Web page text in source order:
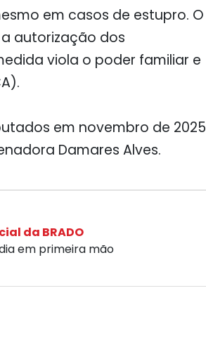
em casos de estupro. O
autorização dos
viola o poder familiar e
em novembro de 2025
Damares Alves.
da BRADO
em primeira mão